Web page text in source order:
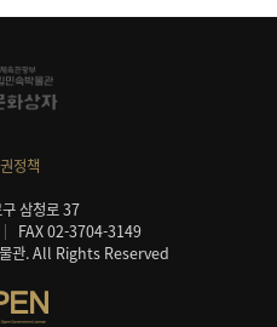
정책
삼청로 37
FAX 02-3704-3149
관. All Rights Reserved